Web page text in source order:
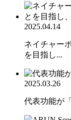
2025.04.14
ネイチャー
を目指し...
2025.03.26
代表功能が